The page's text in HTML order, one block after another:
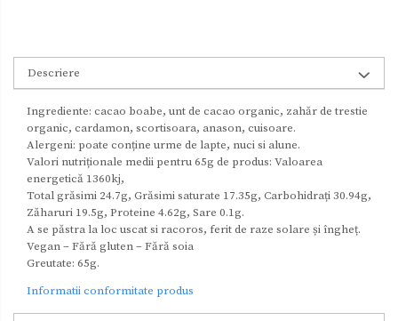
Descriere
Ingrediente: cacao boabe, unt de cacao organic, zahăr de trestie
organic, cardamon, scortisoara, anason, cuisoare.
Alergeni: poate conține urme de lapte, nuci si alune.
Valori nutriționale medii pentru 65g de produs: Valoarea
energetică 1360kj,
Total grăsimi 24.7g, Grăsimi saturate 17.35g, Carbohidrați 30.94g,
Zăharuri 19.5g, Proteine 4.62g, Sare 0.1g.
A se păstra la loc uscat si racoros, ferit de raze solare și îngheț.
Vegan – Fără gluten – Fără soia
Greutate: 65g.
Informatii conformitate produs